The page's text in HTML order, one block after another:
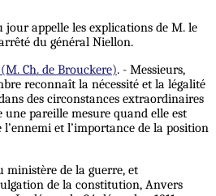
jour appelle les explications de M. le
du général Niellon.
Ch. de Brouckere). - Messieurs,
reconnaît la nécessité et la légalité
des circonstances extraordinaires
une pareille mesure quand elle est
et l’importance de la position
ministère de la guerre, et
de la constitution, Anvers